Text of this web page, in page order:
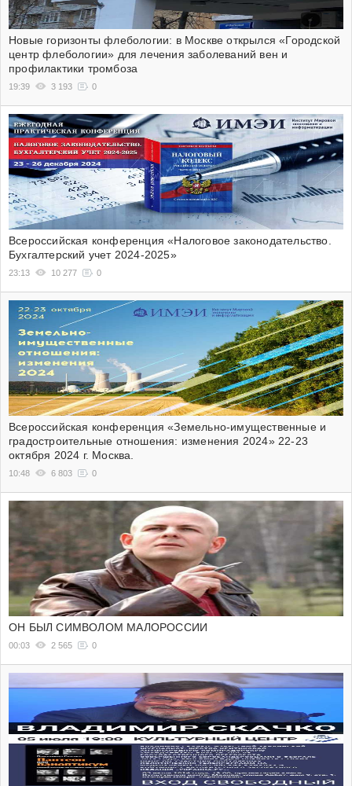
Новые горизонты флебологии: в Москве открылся «Городской
центр флебологии» для лечения заболеваний вен и
профилактики тромбоза
19:39 3 193 0
Всероссийская конференция «Налоговое законодательство.
Бухгалтерский учет 2024-2025»
23:13 10 277 0
Всероссийская конференция «Земельно-имущественные и
градостроительные отношения: изменения 2024» 22-23
октября 2024 г. Москва.
10:48 6 803 0
ОН БЫЛ СИМВОЛОМ МАЛОРОССИИ
00:03 2 565 0